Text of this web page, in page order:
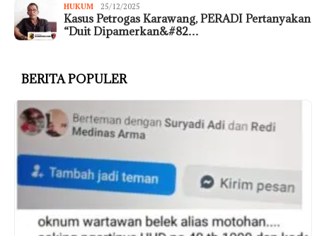
HUKUM 25/12/2025
Kasus Petrogas Karawang, PERADI Pertanyakan
“Duit Dipamerkan&#82…
BERITA POPULER